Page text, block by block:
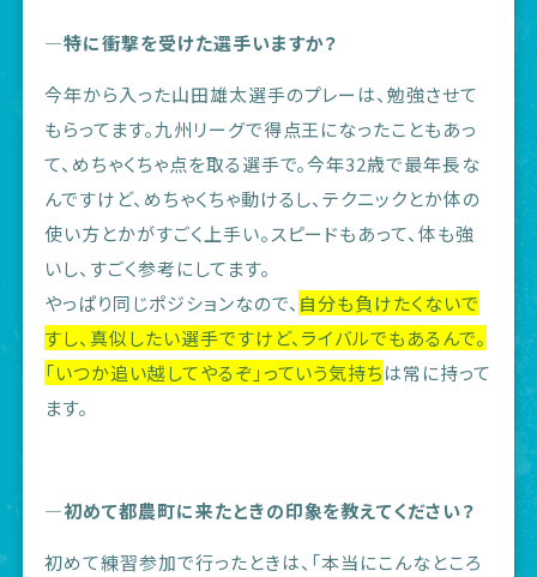
―特に衝撃を受けた選手いますか？
今年から入った山田雄太選手のプレーは、勉強させて
もらってます。九州リーグで得点王になったこともあっ
て、めちゃくちゃ点を取る選手で。今年32歳で最年長な
んですけど、めちゃくちゃ動けるし、テクニックとか体の
使い方とかがすごく上手い。スピードもあって、体も強
いし、すごく参考にしてます。
やっぱり同じポジションなので、 自分も負けたくないで
すし、真似したい選手ですけど、ライバルでもあるんで。
「いつか追い越してやるぞ」っていう気持ちは常に持って
ます。
―初めて都農町に来たときの印象を教えてください？
初めて練習参加で行ったときは、「本当にこんなところ